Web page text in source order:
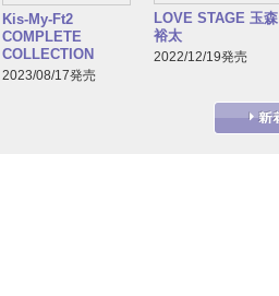
Kis-My-Ft2
COMPLETE
COLLECTION
2023/08/17発売
LOVE STAGE 玉森
裕太
2022/12/19発売